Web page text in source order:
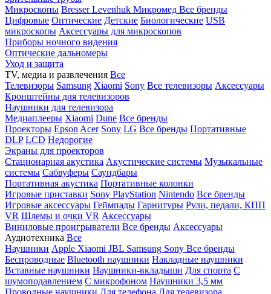
Микроскопы BresserLevenhuk Микромед Все бренды
Цифровые Оптические Детские Биологические USB
микроскопы Аксессуары для микроскопов
Приборы ночного видения
Оптические дальномеры
Уход и защита
TV, медиа и развлечения Все
Телевизоры Samsung Xiaomi Sony Все телевизоры Аксессуары
Кронштейны для телевизоров
Наушники для телевизора
Медиаплееры Xiaomi Dune Все бренды
Проекторы Epson Acer Sony LG Все бренды Портативные
DLP LCD Недорогие
Экраны для проекторов
Стационарная акустика Акустические системы Музыкальные
системы Сабвуферы Саундбары
Портативная акустика Портативные колонки
Игровые приставки Sony PlayStation Nintendo Все бренды
Игровые аксессуары Геймпады Гарнитуры Рули, педали, КПП
VR Шлемы и очки VR Аксессуары
Виниловые проигрыватели Все бренды Аксессуары
Аудиотехника Все
Наушники Apple Xiaomi JBL Samsung Sony Все бренды
Беспроводные Bluetooth наушники Накладные наушники
Вставные наушники Наушники-вкладыши Для спорта С
шумоподавлением С микрофоном Наушники 3,5 мм
Проводные наушники Для телефона Для телевизора